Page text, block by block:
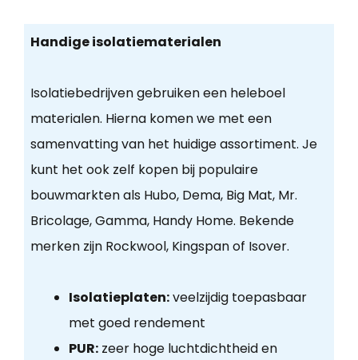
Handige isolatiematerialen
Isolatiebedrijven gebruiken een heleboel
materialen. Hierna komen we met een
samenvatting van het huidige assortiment. Je
kunt het ook zelf kopen bij populaire
bouwmarkten als Hubo, Dema, Big Mat, Mr.
Bricolage, Gamma, Handy Home. Bekende
merken zijn Rockwool, Kingspan of Isover.
Isolatieplaten:veelzijdig toepasbaar
met goed rendement
PUR:zeer hoge luchtdichtheid en